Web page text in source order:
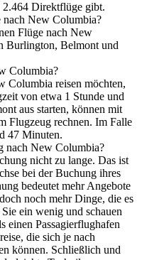
2.464 Direktflüge gibt.
nach New Columbia?
Flüge nach New
Burlington, Belmont und
Columbia?
Columbia reisen möchten,
von etwa 1 Stunde und
aus starten, können mit
Flugzeug rechnen. Im Falle
47 Minuten.
nach New Columbia?
nicht zu lange. Das ist
bei der Buchung ihres
bedeutet mehr Angebote
noch mehr Dinge, die es
ein wenig und schauen
einen Passagierflughafen
die sich je nach
können. Schließlich und